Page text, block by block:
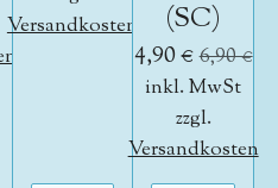
Versandkosten
(SC)
4,90 €6,90 €
inkl. MwSt
zzgl.
Versandkosten